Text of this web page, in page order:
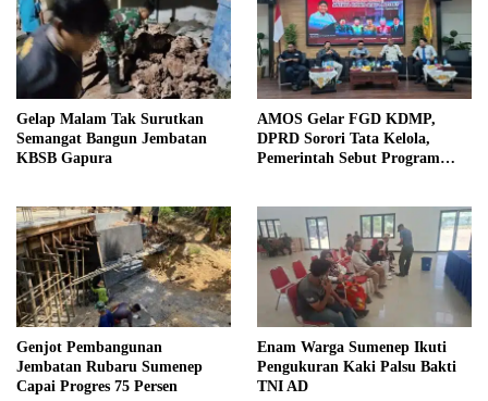
Gelap Malam Tak Surutkan
Semangat Bangun Jembatan
KBSB Gapura
AMOS Gelar FGD KDMP,
DPRD Sorori Tata Kelola,
Pemerintah Sebut Program
Genjot Pembangunan
Jembatan Rubaru Sumenep
Capai Progres 75 Persen
Enam Warga Sumenep Ikuti
Pengukuran Kaki Palsu Bakti
TNI AD